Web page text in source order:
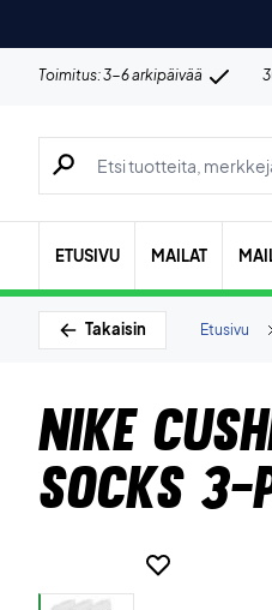
Toimitus: 3-6 arkipäivää
Hae tuotteita, merkkejä
ETUSIVU MAILAT
Takaisin Etusivu
Nike
Socks 3-